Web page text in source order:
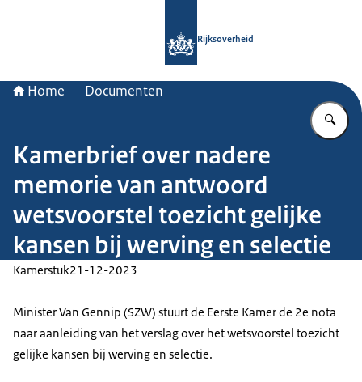
Rijksoverheid
Home Documenten
Kamerbrief over nadere
memorie van antwoord
wetsvoorstel toezicht gelijke
kansen bij werving en selectie
Kamerstuk21-12-2023
Minister Van Gennip (SZW) stuurt de Eerste Kamer de 2e nota
naar aanleiding van het verslag over het wetsvoorstel toezicht
gelijke kansen bij werving en selectie.